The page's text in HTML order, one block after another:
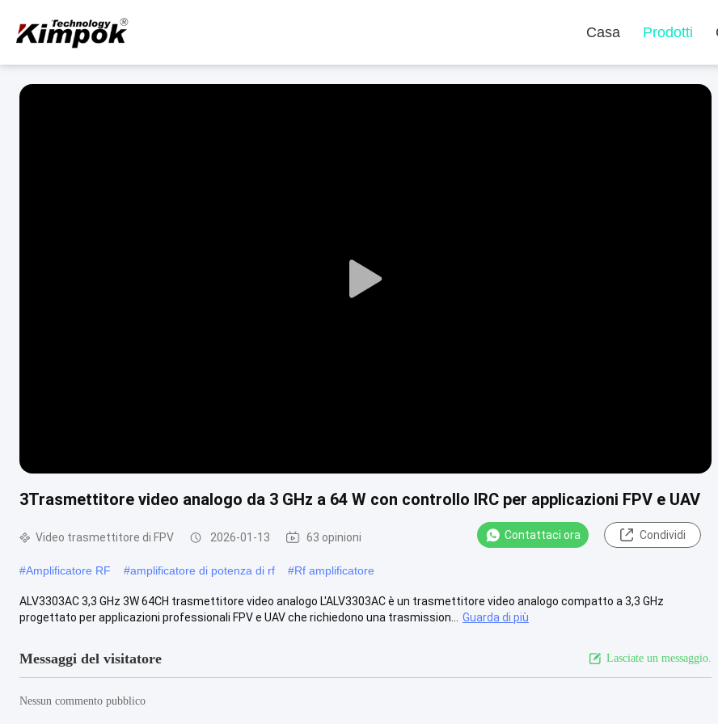
Casa Prodotti
Play
3Trasmettitore video analogo da 3 GHz a 64 W con controllo IRC per applicazioni FPV e UAV
Video trasmettitore di FPV 2026-01-13 63 opinioni Contattaci ora Condividi
#Amplificatore RF #amplificatore di potenza di rf #Rf amplificatore
ALV3303AC 3,3 GHz 3W 64CH trasmettitore video analogo L'ALV3303AC è un trasmettitore video analogo compatto a 3,3 GHz
progettato per applicazioni professionali FPV e UAV che richiedono una trasmission...
Guarda di più
Messaggi del visitatore Lasciate un messaggio.
Nessun commento pubblico